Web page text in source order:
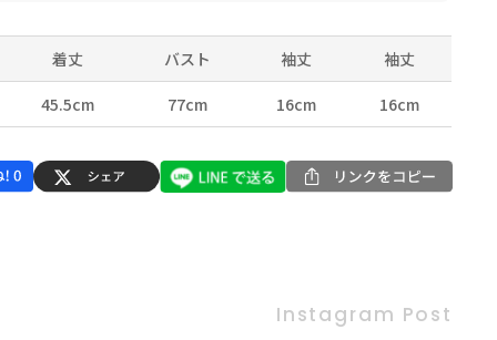
着丈 バスト 袖丈 袖丈
45.5cm 77cm 16cm 16cm
Instagram Post